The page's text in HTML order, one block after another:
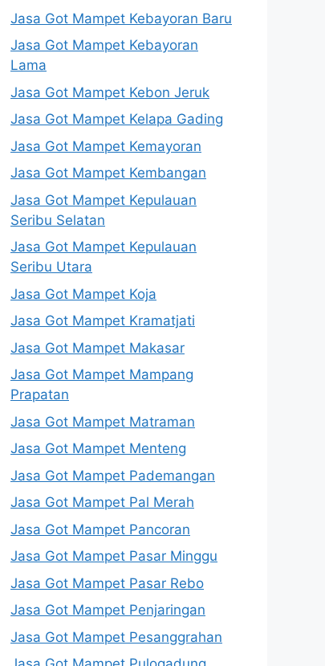
Jasa Got Mampet Kebayoran Baru
Jasa Got Mampet Kebayoran
Lama
Jasa Got Mampet Kebon Jeruk
Jasa Got Mampet Kelapa Gading
Jasa Got Mampet Kemayoran
Jasa Got Mampet Kembangan
Jasa Got Mampet Kepulauan
Seribu Selatan
Jasa Got Mampet Kepulauan
Seribu Utara
Jasa Got Mampet Koja
Jasa Got Mampet Kramatjati
Jasa Got Mampet Makasar
Jasa Got Mampet Mampang
Prapatan
Jasa Got Mampet Matraman
Jasa Got Mampet Menteng
Jasa Got Mampet Pademangan
Jasa Got Mampet Pal Merah
Jasa Got Mampet Pancoran
Jasa Got Mampet Pasar Minggu
Jasa Got Mampet Pasar Rebo
Jasa Got Mampet Penjaringan
Jasa Got Mampet Pesanggrahan